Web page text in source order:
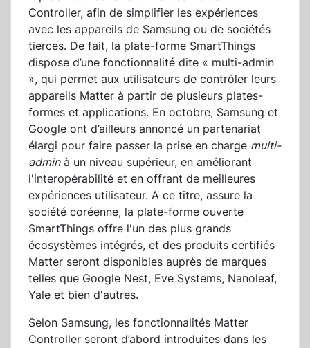
Controller, afin de simplifier les expériences
avec les appareils de Samsung ou de sociétés
tierces. De fait, la plate-forme SmartThings
dispose d’une fonctionnalité dite « multi-admin
», qui permet aux utilisateurs de contrôler leurs
appareils Matter à partir de plusieurs plates-
formes et applications. En octobre, Samsung et
Google ont d’ailleurs annoncé un partenariat
élargi pour faire passer la prise en charge multi-
adminà un niveau supérieur, en améliorant
l'interopérabilité et en offrant de meilleures
expériences utilisateur. A ce titre, assure la
société coréenne, la plate-forme ouverte
SmartThings offre l'un des plus grands
écosystèmes intégrés, et des produits certifiés
Matter seront disponibles auprès de marques
telles que Google Nest, Eve Systems, Nanoleaf,
Yale et bien d'autres.
Selon Samsung, les fonctionnalités Matter
Controller seront d’abord introduites dans les